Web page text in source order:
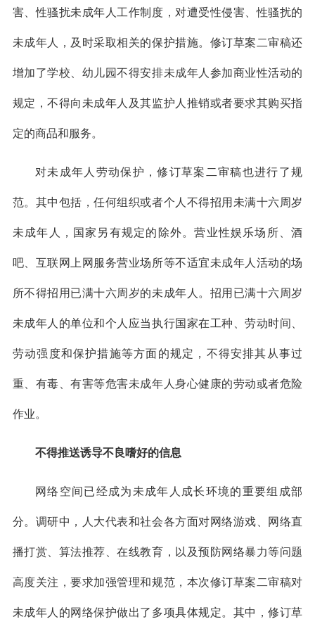
害、性骚扰未成年人工作制度，对遭受性侵害、性骚扰的
未成年人，及时采取相关的保护措施。修订草案二审稿还
增加了学校、幼儿园不得安排未成年人参加商业性活动的
规定，不得向未成年人及其监护人推销或者要求其购买指
定的商品和服务。
对未成年人劳动保护，修订草案二审稿也进行了规
范。其中包括，任何组织或者个人不得招用未满十六周岁
未成年人，国家另有规定的除外。营业性娱乐场所、酒
吧、互联网上网服务营业场所等不适宜未成年人活动的场
所不得招用已满十六周岁的未成年人。招用已满十六周岁
未成年人的单位和个人应当执行国家在工种、劳动时间、
劳动强度和保护措施等方面的规定，不得安排其从事过
重、有毒、有害等危害未成年人身心健康的劳动或者危险
作业。
不得推送诱导不良嗜好的信息
网络空间已经成为未成年人成长环境的重要组成部
分。调研中，人大代表和社会各方面对网络游戏、网络直
播打赏、算法推荐、在线教育，以及预防网络暴力等问题
高度关注，要求加强管理和规范，本次修订草案二审稿对
未成年人的网络保护做出了多项具体规定。其中，修订草